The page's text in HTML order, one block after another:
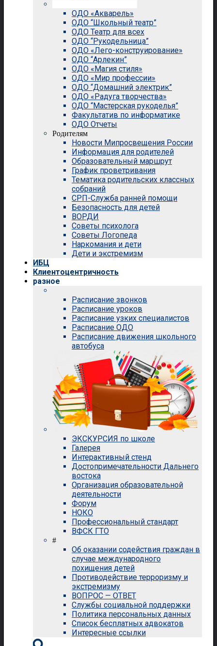
ОДО «Акварель»
ОДО “Школьный театр”
ОДО Театр для всех
ОДО “Рукодельница”
ОДО «Лего-конструирование»
ОДО “Арлекин”
ОДО «Магия стиля»
ОДО «Мир профессии»
ОДО “Домашний электрик”
ОДО «Радуга творчества»
ОДО “Мастерская рукоделья”
Факультатив по информатике
ОДО Отчеты
Родителям
Новости Мипросвещения России
Информация для родителей
Образовательный маршрут
График проветривания
Тематика родительских классных
собраний
СРП-Служба ранней помощи
Безопасность для детей
ВОРДИ
Советы психолога
Советы Логопеда
Наркомания и дети
Дети и экстремизм
ИБЦ
Клиентоцентричность
разное
Расписание звонков
Расписание уроков
Расписание узких специалистов
Расписание ОДО
Расписание движения школьного
автобуса
ЭКСКУРСИЯ по школе
Галерея
Интерактивный стенд
Достопримечательности Дальнего
востока
Организация образовательной
деятельности
Форум
НОКО
Профессиональный стандарт
ВФСК ГТО
#
Об оказании содействия граждан в
случае международного
похищения детей
Противодействие терроризму и
экстремизму
ВОПРОС — ОТВЕТ
Службы социальной поддержки
Политика персональных данных
Список бесплатных адвокатов
Интересные ссылки